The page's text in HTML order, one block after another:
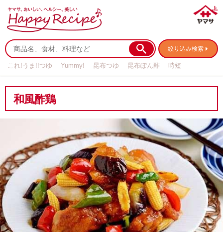
絞り込み検索
これ!うま!!つゆ Yummy! 昆布つゆ 昆布ぽん酢
時短
和風酢鶏